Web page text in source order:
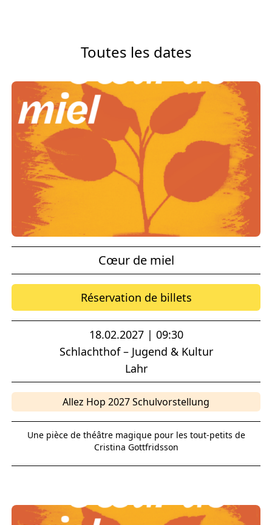
Toutes les dates
Cœur de miel
Réservation de billets
18.02.2027 | 09:30
Schlachthof – Jugend & Kultur
Lahr
Allez Hop 2027 Schulvorstellung
Une pièce de théâtre magique pour les tout-petits de
Cristina Gottfridsson